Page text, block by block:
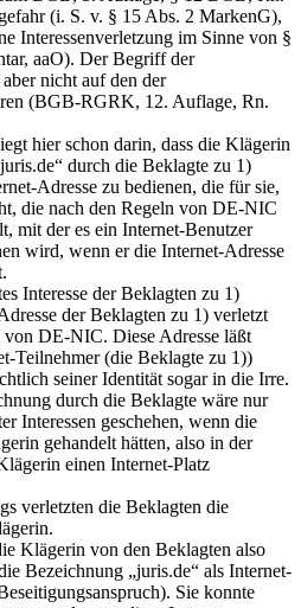
(i. S. v. § 15 Abs. 2 MarkenG),
Interessenverletzung im Sinne von §
aaO). Der Begriff der
nicht auf den der
(BGB-RGRK, 12. Auflage, Rn.
hier schon darin, dass die Klägerin
durch die Beklagte zu 1)
Adresse zu bedienen, die für sie,
die nach den Regeln von DE-NIC
mit der es ein Internet-Benutzer
wird, wenn er die Internet-Adresse
Interesse der Beklagten zu 1)
der Beklagten zu 1) verletzt
von DE-NIC. Diese Adresse läßt
Teilnehmer (die Beklagte zu 1))
seiner Identität sogar in die Irre.
durch die Beklagte wäre nur
Interessen geschehen, wenn die
gehandelt hätten, also in der
einen Internet-Platz
verletzten die Beklagten die
Klägerin von den Beklagten also
Bezeichnung „juris.de“ als Internet-
Sie konnte